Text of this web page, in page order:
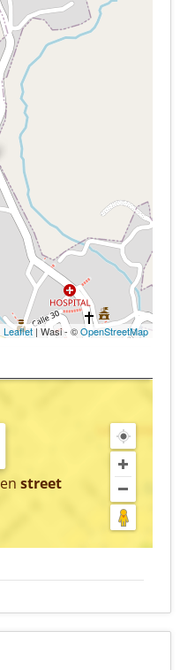
Leaflet| Wasi - ©OpenStreetMap
en street